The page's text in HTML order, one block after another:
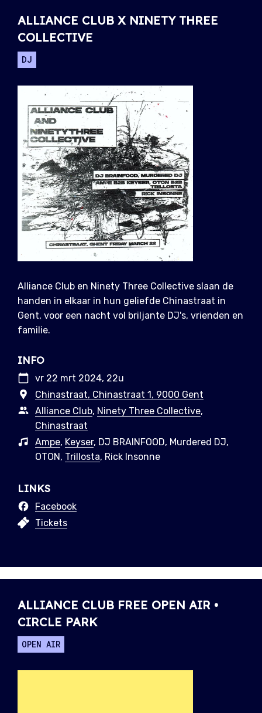
ALLIANCE CLUB X NINETY THREE
COLLECTIVE
DJ
Alliance Club en Ninety Three Collective slaan de
handen in elkaar in hun geliefde Chinastraat in
Gent, voor een nacht vol briljante DJ's, vrienden en
familie.
INFO
vr 22 mrt 2024, 22u
Chinastraat, Chinastraat 1, 9000 Gent
Alliance Club, Ninety Three Collective,
Chinastraat
Ampe, Keyser, DJ BRAINFOOD, Murdered DJ,
OTON, Trillosta, Rick Insonne
LINKS
Facebook
Tickets
ALLIANCE CLUB FREE OPEN AIR •
CIRCLE PARK
OPEN AIR